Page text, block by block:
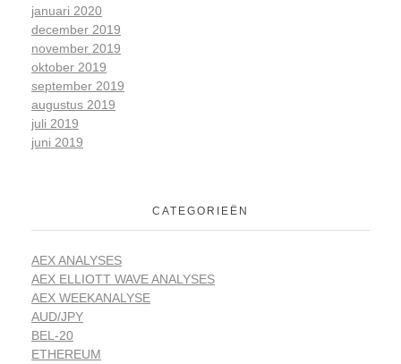
januari 2020
december 2019
november 2019
oktober 2019
september 2019
augustus 2019
juli 2019
juni 2019
CATEGORIEËN
AEX ANALYSES
AEX ELLIOTT WAVE ANALYSES
AEX WEEKANALYSE
AUD/JPY
BEL-20
ETHEREUM